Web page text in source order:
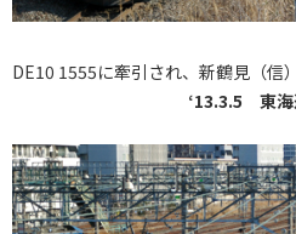
DE10 1555に牽引され、新鶴見（信）
‘13.3.5 東